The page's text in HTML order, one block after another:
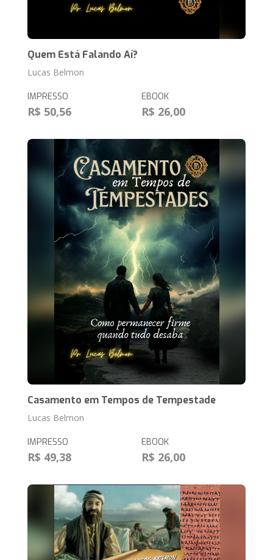
Quem Está Falando Aí?
Lucas Belmon
IMPRESSO
R$ 50,56
EBOOK
R$ 26,00
Casamento em Tempos de Tempestade
Lucas Belmon
IMPRESSO
R$ 49,38
EBOOK
R$ 26,00